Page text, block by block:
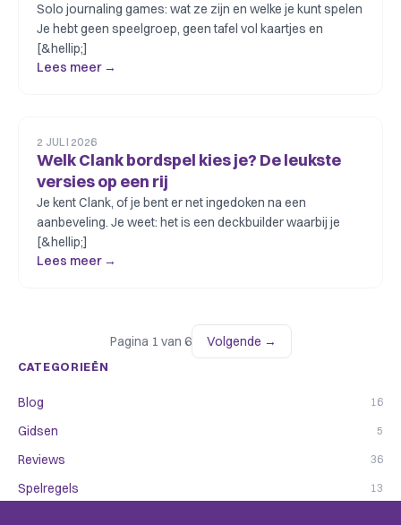
Solo journaling games: wat ze zijn en welke je kunt spelen
Je hebt geen speelgroep, geen tafel vol kaartjes en
[&hellip;]
Lees meer →
2 JULI 2026
Welk Clank bordspel kies je? De leukste
versies op een rij
Je kent Clank, of je bent er net ingedoken na een
aanbeveling. Je weet: het is een deckbuilder waarbij je
[&hellip;]
Lees meer →
Pagina 1 van 6 Volgende →
CATEGORIEËN
Blog 16
Gidsen 5
Reviews 36
Spelregels 13